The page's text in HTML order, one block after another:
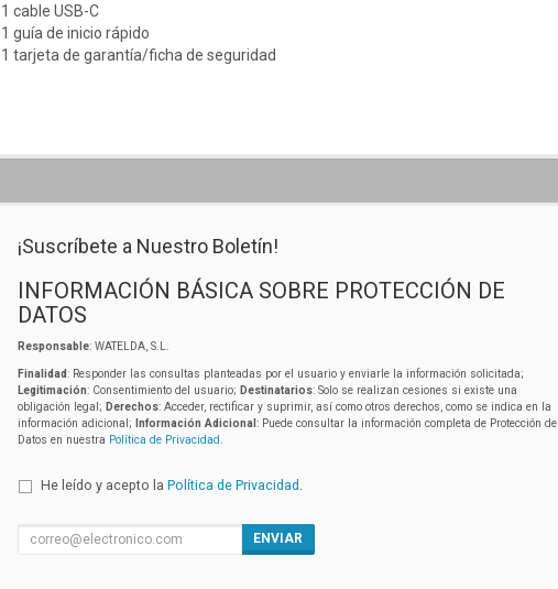
1 cable USB-C
1 guía de inicio rápido
1 tarjeta de garantía/ficha de seguridad
¡Suscríbete a Nuestro Boletín!
INFORMACIÓN BÁSICA SOBRE PROTECCIÓN DE
DATOS
Responsable: WATELDA, S.L.
Finalidad: Responder las consultas planteadas por el usuario y enviarle la información solicitada;
Legitimación: Consentimiento del usuario; Destinatarios: Solo se realizan cesiones si existe una
obligación legal; Derechos: Acceder, rectificar y suprimir, así como otros derechos, como se indica en la
información adicional;
Información Adicional : Puede consultar la información completa de Protección de
Datos en nuestra Política de Privacidad.
He leído y acepto la Política de Privacidad .
ENVIAR